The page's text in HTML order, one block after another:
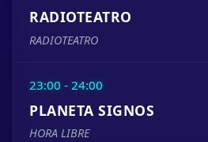
RADIOTEATRO
RADIOTEATRO
23:00 - 24:00
PLANETA SIGNOS
HORA LIBRE